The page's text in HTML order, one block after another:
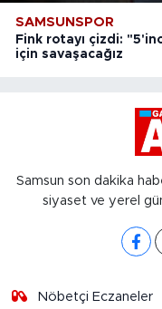
SAMSUNSPOR
Fink rotayı çizdi:
için savaşacağız
Samsun son dakika
siyaset ve yerel
Nöbetçi Eczaneler